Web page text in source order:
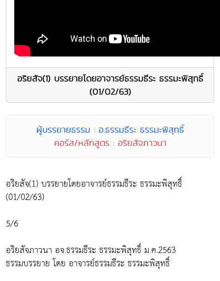
อริยสัจ(1) บรรยายโดยอาจารย์ธรรมธีระ ธรรมะพิสุทธิ์
(01/02/63)
ผู้บรรยายธรรม : อ.ธรรมธีระ ธรรมะพิสุทธิ์
คอร์ส/หลักสูตร : อริยสัจภาวนา
อริยสัจ(1) บรรยายโดยอาจารย์ธรรมธีระ ธรรมะพิสุทธิ์
(01/02/63)
5/6
อริยสัจภาวนา อจ.ธรรมธีระ ธรรมะพิสุทธิ์ ม.ค.2563
ธรรมบรรยาย โดย อาจารย์ธรรมธีระ ธรรมะพิสุทธิ์